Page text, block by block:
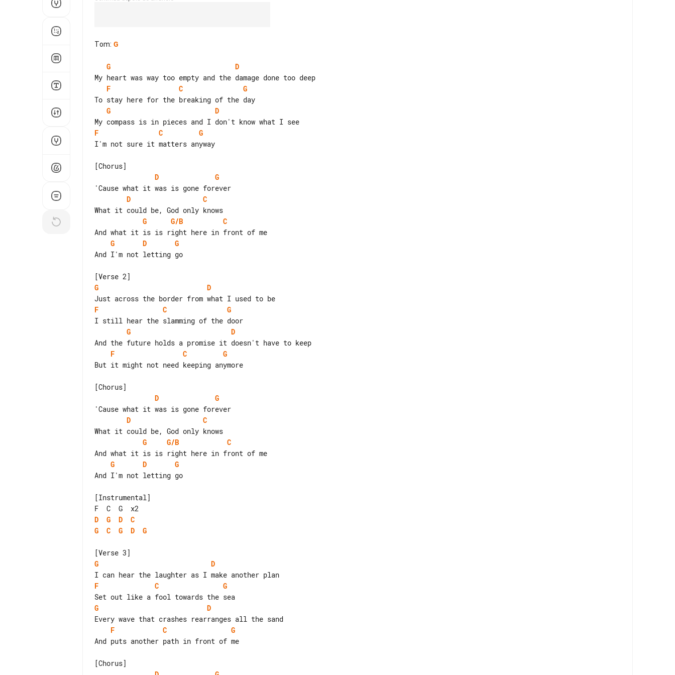
Tom: G
G
D
F
C
G
G
D
F
C
G
I'm not sure it matters anyway
D
G
D
C
G
G/B
C
G
D
G
And I'm not letting go
G
D
F
C
G
G
D
F
C
G
But it might not need keeping anymore
D
G
D
C
G
G/B
C
G
D
G
And I'm not letting go
[Instrumental]
D
G D
C
G
C G D G
G
D
F
C
G
G
D
F
C
G
And puts another path in front of me